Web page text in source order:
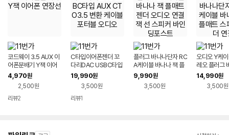
코드웨이 3.5 AUX 이
어폰분배기 Y잭 이어
폰 연장선
4,970원
2,500원
리뷰2
C타입이어폰젠더 꼬
다리DAC USBC타입
AUX CTO3.5 변환
케이블 포터블 오디오
19,990원
3,500원
리뷰1
플러그 바나나단자 RC
A케이블 바나나 잭 플
매트 젠더 오디오 연결
잭 선 스피커 바인딩포
9,990원
3,500원
오디오 Y케
레오 플러그
자 RCA케이
잭 플매트 스
14,990원
3,500원